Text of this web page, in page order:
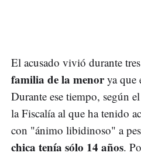
El acusado vivió durante tres
familia de la menorya que
Durante ese tiempo, según
la Fiscalía al que ha tenido
con "ánimo libidinoso" a
chica tenía sólo 14 años.